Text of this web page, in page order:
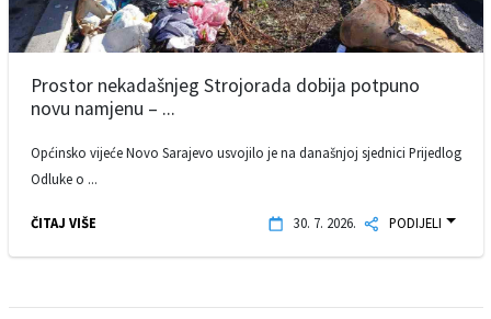
Prostor nekadašnjeg Strojorada dobija potpuno
novu namjenu – ...
Općinsko vijeće Novo Sarajevo usvojilo je na današnjoj sjednici Prijedlog
Odluke o ...
ČITAJ VIŠE 30. 7. 2026. PODIJELI